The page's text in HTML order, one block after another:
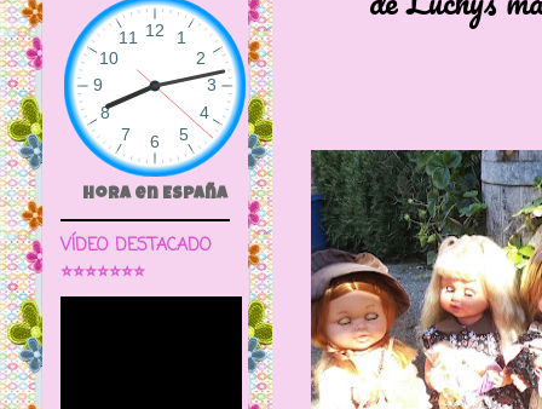
Hora en España
VÍDEO DESTACADO
⭐⭐⭐⭐⭐⭐⭐